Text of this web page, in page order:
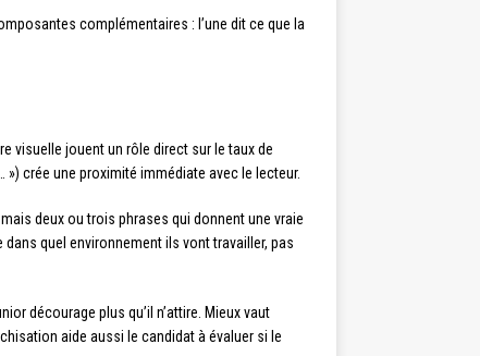
complémentaires : l’une dit ce que la
visuelle jouent un rôle direct sur le taux de
crée une proximité immédiate avec le lecteur.
deux ou trois phrases qui donnent une vraie
quel environnement ils vont travailler, pas
décourage plus qu’il n’attire. Mieux vaut
aide aussi le candidat à évaluer si le